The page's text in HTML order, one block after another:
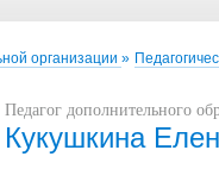
организации »
Педагог дополнительного
Кукушкина